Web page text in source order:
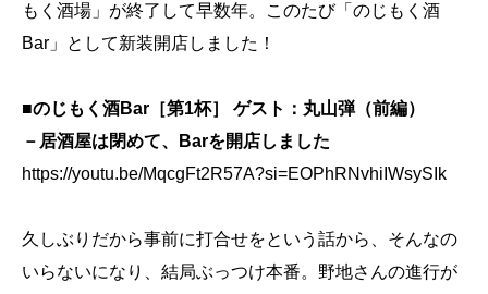
もく酒場」が終了して早数年。このたび「のじもく酒
Bar」として新装開店しました！
■のじもく酒Bar［第1杯］ ゲスト：丸山弾（前編）
－居酒屋は閉めて、Barを開店しました
https://youtu.be/MqcgFt2R57A?si=EOPhRNvhiIWsySIk
久しぶりだから事前に打合せをという話から、そんなの
いらないになり、結局ぶっつけ本番。野地さんの進行が